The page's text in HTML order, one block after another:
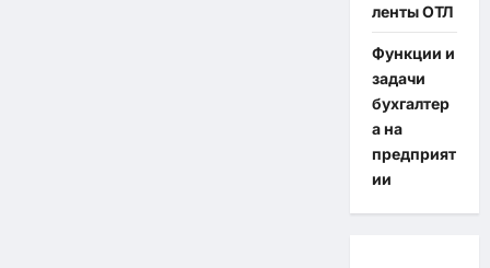
ленты ОТЛ
Функции и
задачи
бухгалтер
а на
предприят
ии